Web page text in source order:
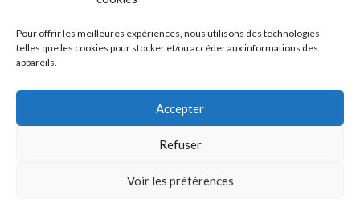
Pour offrir les meilleures expériences, nous utilisons des technologies
telles que les cookies pour stocker et/ou accéder aux informations des
appareils.
Accepter
Refuser
Voir les préférences
COMPLÉMENTAIRES
Politique de confidentialité